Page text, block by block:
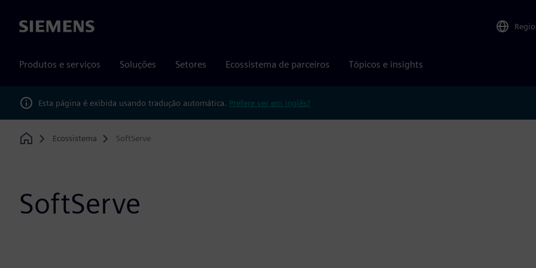
Siemens
Produtos e serviços Soluções Setores Ecossistema de parceiros Tópicos e insights
Esta página é exibida usando tradução automática. Prefere ver em inglês?
Home
Ecossistema SoftServe
SoftServe